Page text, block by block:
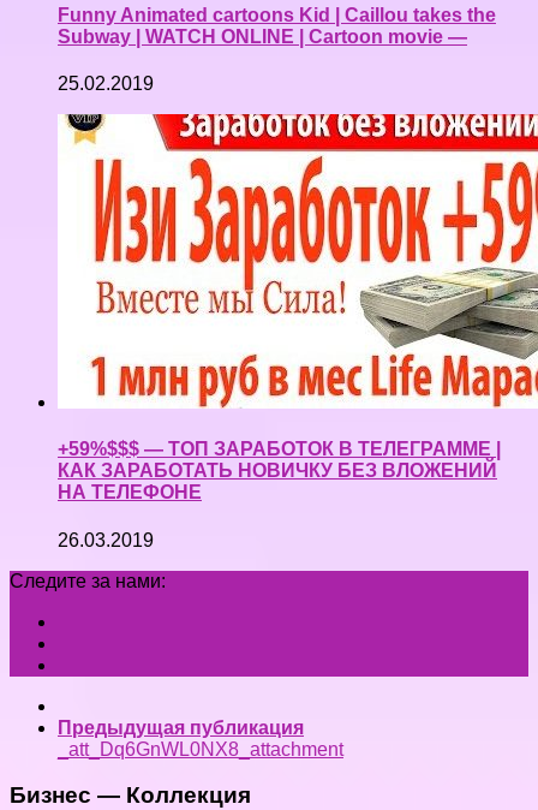
Funny Animated cartoons Kid | Caillou takes the
Subway | WATCH ONLINE | Cartoon movie —
25.02.2019
+59%$$$ — ТОП ЗАРАБОТОК В ТЕЛЕГРАММЕ |
КАК ЗАРАБОТАТЬ НОВИЧКУ БЕЗ ВЛОЖЕНИЙ
НА ТЕЛЕФОНЕ
26.03.2019
Следите за нами:
Предыдущая публикация
_att_Dq6GnWL0NX8_attachment
Бизнес — Коллекция